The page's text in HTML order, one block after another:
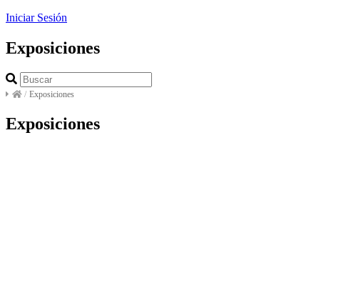
Iniciar Sesión
Exposiciones
/ Exposiciones
Exposiciones